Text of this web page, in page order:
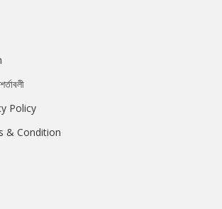
Policy
& Condition